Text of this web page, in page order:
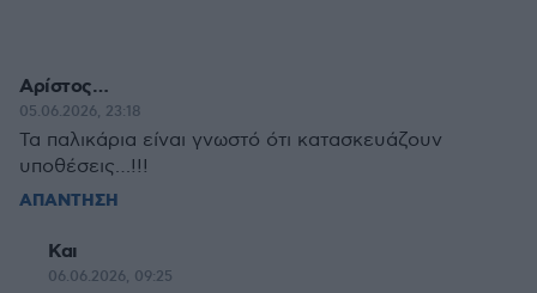
Αρίστος…
05.06.2026, 23:18
Τα παλικάρια είναι γνωστό ότι κατασκευάζουν
υποθέσεις…!!!
ΑΠΑΝΤΗΣΗ
Και
06.06.2026, 09:25